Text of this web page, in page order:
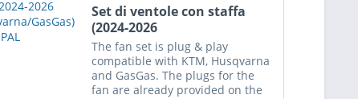
Set di ventole con staffa
(2024-2026
KTM/Husqvarna/GasGas)
SPAL
The fan set is plug & play
compatible with KTM, Husqvarna
and GasGas. The plugs for the
fan are already provided on the